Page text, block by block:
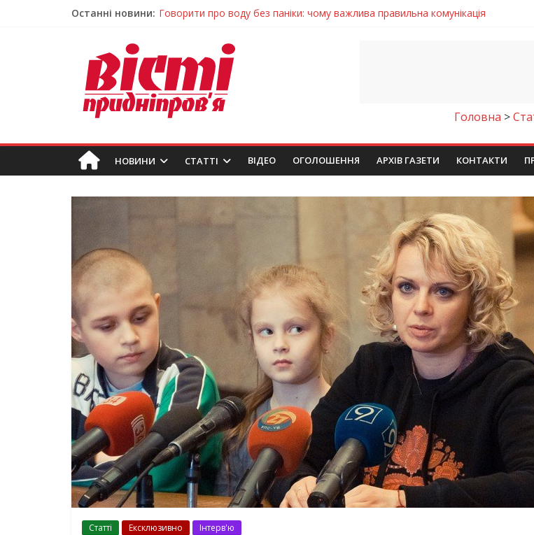
Останні новини: Говорити про воду без паніки: чому важлива правильна комунікація
У Дніпрі триває масштабна підготовка до опалювального сезону
Пошуки тривають: на Дніпропетровщині досліджують місце розташування
Погода та прикмети на неділю, 9 серпня 2026 року
Головна >
НОВИНИ СТАТТІ ВIДЕО ОГОЛОШЕННЯ АРХІВ ГАЗЕТИ КОНТАКТИ
Cтаттi Ексклюзивно Інтерв'ю